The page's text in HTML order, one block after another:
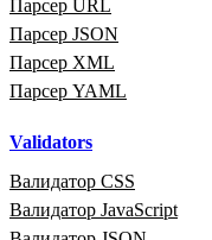
Парсер URL
Парсер JSON
Парсер XML
Парсер YAML
Validators
Валидатор CSS
Валидатор JavaScript